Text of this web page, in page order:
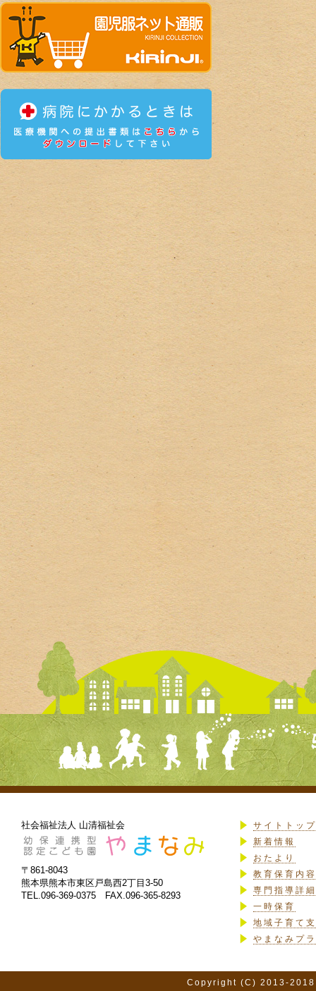
社会福祉法人 山清福祉会
〒861-8043
熊本県熊本市東区戸島西2丁目3-50
TEL.096-369-0375 FAX.096-365-8293
サイトトップ
新着情報
おたより
教育保育内
専門指導詳細
一時保育
地域子育て
やまなみプ
Copyright (C) 2013-